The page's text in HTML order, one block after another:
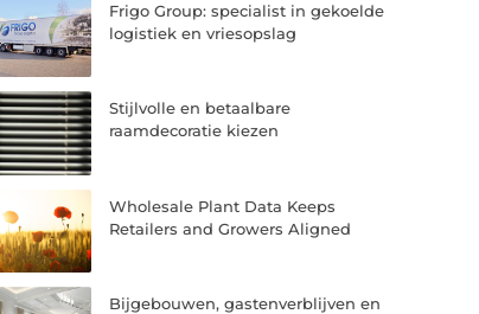
Frigo Group: specialist in gekoelde
logistiek en vriesopslag
Stijlvolle en betaalbare
raamdecoratie kiezen
Wholesale Plant Data Keeps
Retailers and Growers Aligned
Bijgebouwen, gastenverblijven en